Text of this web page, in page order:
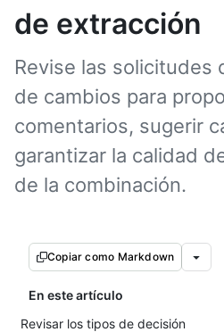
de extracción
Revise las solicitudes
de cambios para
comentarios, sugerir
garantizar la calidad
de la combinación.
Copiar como Markdown
En este artículo
Revisar los tipos de decisión